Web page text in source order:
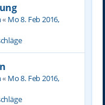
« Mo 8. Feb 2016,
« Mo 8. Feb 2016,